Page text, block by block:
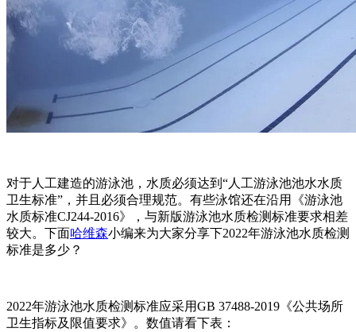
对于人工建造的游泳池，水质必须达到“人工游泳池池水水质
卫生标准”，并且必须合理规范。有些泳馆还在沿用《游泳池
水质标准CJ244-2016》，与新版游泳池水质检测标准要求相差
较大。下面哈维森小编来为大家分享下2022年游泳池水质检测
标准是多少？
2022年游泳池水质检测标准应采用GB 37488-2019《公共场所
卫生指标及限值要求》。数值请看下表：